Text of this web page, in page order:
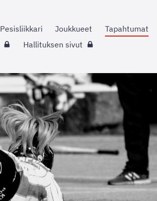
Pesisliikkari Joukkueet Tapahtumat
Hallituksen sivut